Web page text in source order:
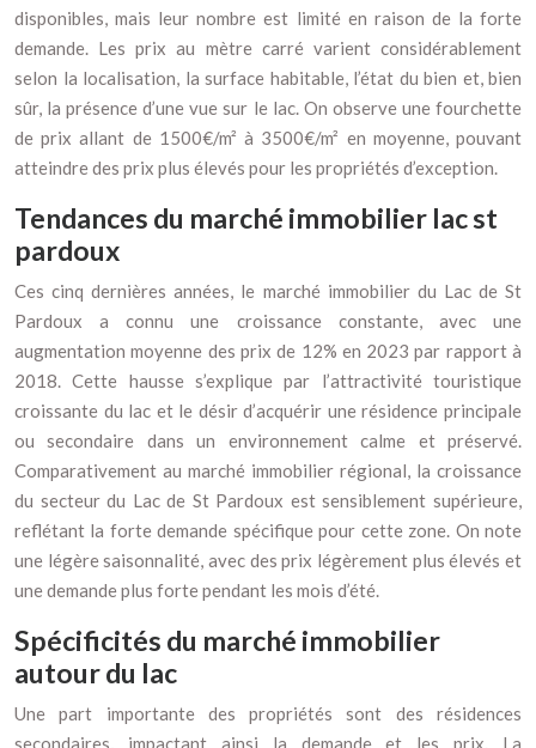
disponibles, mais leur nombre est limité en raison de la forte
demande. Les prix au mètre carré varient considérablement
selon la localisation, la surface habitable, l’état du bien et, bien
sûr, la présence d’une vue sur le lac. On observe une fourchette
de prix allant de 1500€/m² à 3500€/m² en moyenne, pouvant
atteindre des prix plus élevés pour les propriétés d’exception.
Tendances du marché immobilier lac st
pardoux
Ces cinq dernières années, le marché immobilier du Lac de St
Pardoux a connu une croissance constante, avec une
augmentation moyenne des prix de 12% en 2023 par rapport à
2018. Cette hausse s’explique par l’attractivité touristique
croissante du lac et le désir d’acquérir une résidence principale
ou secondaire dans un environnement calme et préservé.
Comparativement au marché immobilier régional, la croissance
du secteur du Lac de St Pardoux est sensiblement supérieure,
reflétant la forte demande spécifique pour cette zone. On note
une légère saisonnalité, avec des prix légèrement plus élevés et
une demande plus forte pendant les mois d’été.
Spécificités du marché immobilier
autour du lac
Une part importante des propriétés sont des résidences
secondaires, impactant ainsi la demande et les prix. La